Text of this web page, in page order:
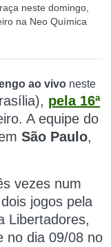
neste domingo,
na Neo Química
ao vivo neste
pela 16ª
A equipe do
São Paulo,
vezes num
jogos pela
Libertadores,
no dia 09/08 no